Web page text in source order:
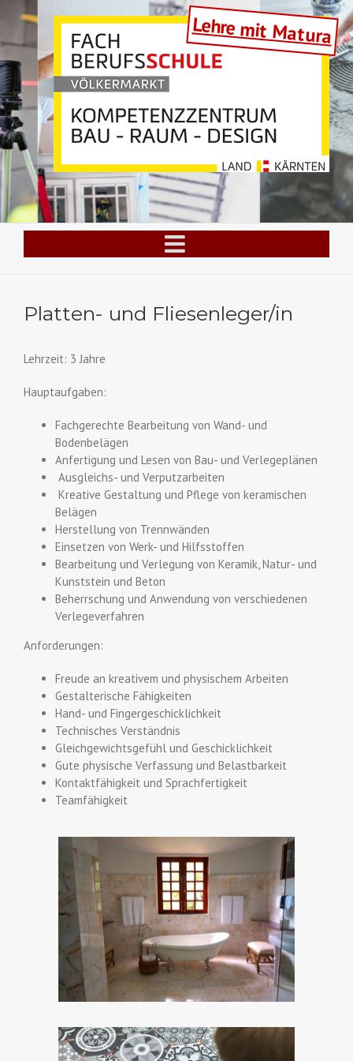
content
Lehre mit Matura
Platten- und Fliesenleger/in
Lehrzeit: 3 Jahre
Hauptaufgaben:
Fachgerechte Bearbeitung von Wand- und
Bodenbelägen
Anfertigung und Lesen von Bau- und Verlegeplänen
Ausgleichs- und Verputzarbeiten
Kreative Gestaltung und Pflege von keramischen
Belägen
Herstellung von Trennwänden
Einsetzen von Werk- und Hilfsstoffen
Bearbeitung und Verlegung von Keramik, Natur- und
Kunststein und Beton
Beherrschung und Anwendung von verschiedenen
Verlegeverfahren
Anforderungen:
Freude an kreativem und physischem Arbeiten
Gestalterische Fähigkeiten
Hand- und Fingergeschicklichkeit
Technisches Verständnis
Gleichgewichtsgefühl und Geschicklichkeit
Gute physische Verfassung und Belastbarkeit
Kontaktfähigkeit und Sprachfertigkeit
Teamfähigkeit